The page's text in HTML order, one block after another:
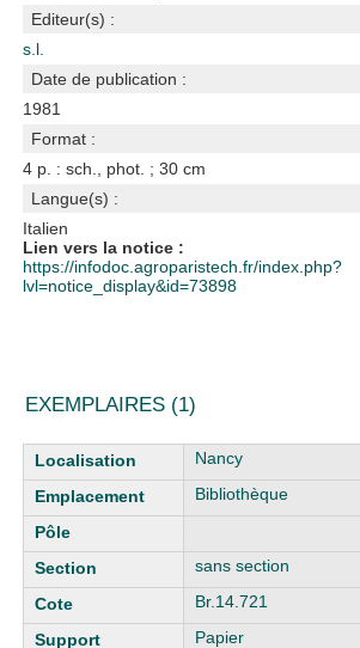
Editeur(s) :
s.l.
Date de publication :
1981
Format :
4 p. : sch., phot. ; 30 cm
Langue(s) :
Italien
Lien vers la notice :
https://infodoc.agroparistech.fr/index.php?
lvl=notice_display&id=73898
EXEMPLAIRES (1)
Liste des exemplaires
Nancy
Bibliothèque
sans section
Br.14.721
Papier